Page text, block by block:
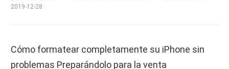
2019-12-28
Cómo formatear completamente su iPhone sin
problemas Preparándolo para la venta